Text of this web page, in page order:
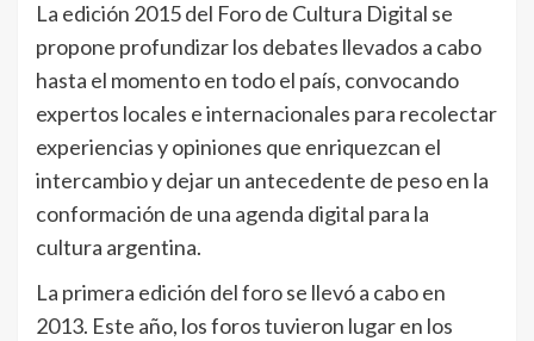
La edición 2015 del Foro de Cultura Digital se
propone profundizar los debates llevados a cabo
hasta el momento en todo el país, convocando
expertos locales e internacionales para recolectar
experiencias y opiniones que enriquezcan el
intercambio y dejar un antecedente de peso en la
conformación de una agenda digital para la
cultura argentina.
La primera edición del foro se llevó a cabo en
2013. Este año, los foros tuvieron lugar en los